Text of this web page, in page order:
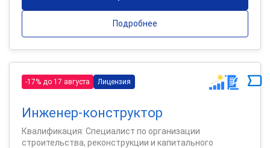
Подробнее
-17% до 17 августа Лицензия
Инженер-конструктор
Квалификация: Специалист по организации
строительства, реконструкции и капитального